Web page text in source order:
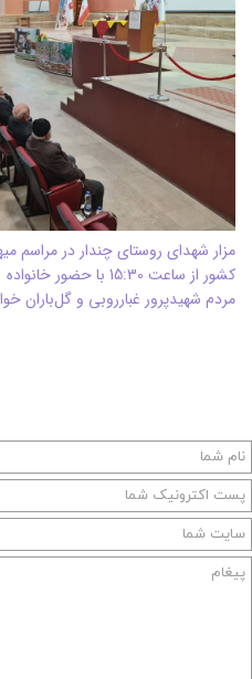
مزار شهدای روستای چندار در مراسم
کشور از ساعت 15:30 با
مردم شهیدپرور غبارروبی و گل‌باران